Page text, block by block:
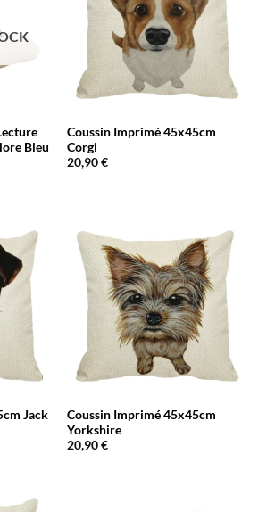
Bleu
Coussin Imprimé 45x45cm
Corgi
20,90€
Jack
Coussin Imprimé 45x45cm
Yorkshire
20,90€